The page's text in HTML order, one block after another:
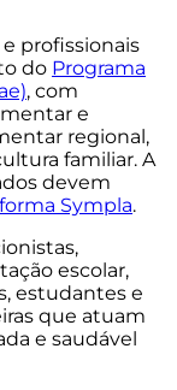
profissionais
do Programa
, com
e
regional,
familiar. A
devem
Sympla.
escolar,
estudantes e
que atuam
e saudável